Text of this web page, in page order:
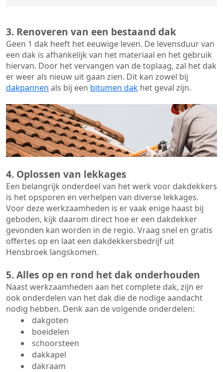
3. Renoveren van een bestaand dak
Geen 1 dak heeft het eeuwige leven. De levensduur van
een dak is afhankelijk van het materiaal en het gebruik
hiervan. Door het vervangen van de toplaag, zal het dak
er weer als nieuw uit gaan zien. Dit kan zowel bij
dakpannen als bij een bitumen dak het geval zijn.
4. Oplossen van lekkages
Een belangrijk onderdeel van het werk voor dakdekkers
is het opsporen en verhelpen van diverse lekkages.
Voor deze werkzaamheden is er vaak enige haast bij
geboden, kijk daarom direct hoe er een dakdekker
gevonden kan worden in de regio. Vraag snel en gratis
offertes op en laat een dakdekkersbedrijf uit
Hensbroek langskomen.
5. Alles op en rond het dak onderhouden
Naast werkzaamheden aan het complete dak, zijn er
ook onderdelen van het dak die de nodige aandacht
nodig hebben. Denk aan de volgende onderdelen:
dakgoten
boeidelen
schoorsteen
dakkapel
dakraam